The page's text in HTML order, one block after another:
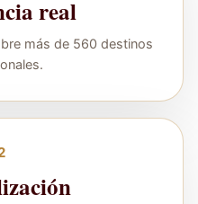
real
más de 560 destinos